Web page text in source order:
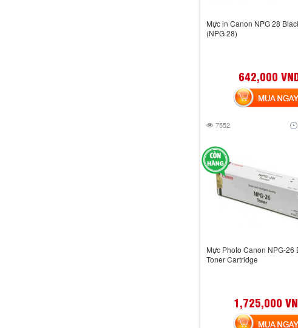
Mực in Canon NPG 28
(NPG 28)
642,000
7552
MUA NGAY
Mực Photo Canon NPG-26
Toner Cartridge
1,725,000
MUA NGAY